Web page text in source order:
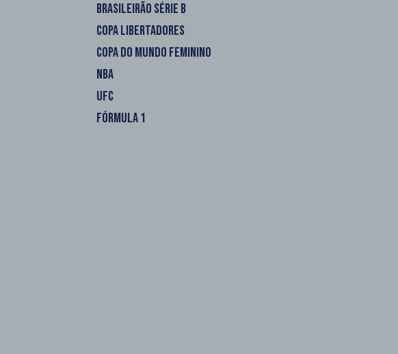
BRASILEIRÃO SÉRIE B
COPA LIBERTADORES
COPA DO MUNDO FEMININO
NBA
UFC
FÓRMULA 1